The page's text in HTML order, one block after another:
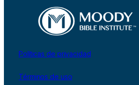
Políticas de privacidad
Términos de uso